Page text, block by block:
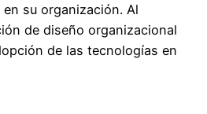
en su organización. Al
de diseño organizacional
de las tecnologías en